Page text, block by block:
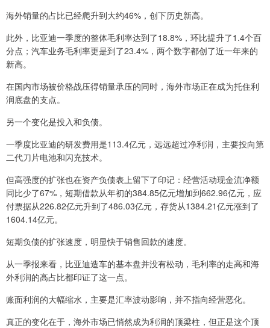
海外销量的占比已经爬升到大约46%，创下历史新高。
此外，比亚迪一季度的整体毛利率达到了18.8%，环比提升了1.4个百
分点；汽车业务毛利率更是到了23.4%，两个数字都创了近一年来的
新高。
在国内市场被价格战压得销量承压的同时，海外市场正在成为托住利
润底盘的支点。
另一个变化是投入和负债。
一季度比亚迪的研发费用是113.4亿元，远远超过净利润，主要投向第
二代刀片电池和闪充技术。
但高强度的扩张也在资产负债表上留下了印记：经营活动现金流净额
同比少了67%，短期借款从年初的384.85亿元增加到662.96亿元，应
付票据从226.82亿元升到了486.03亿元，存货从1384.21亿元涨到了
1604.14亿元。
短期负债的扩张速度，明显快于销售回款的速度。
从一季报来看，比亚迪造车的基本盘并没有松动，毛利率的走高和海
外利润的高占比都印证了这一点。
账面利润的大幅缩水，主要是汇率波动影响，并不指向经营恶化。
真正的变化在于，海外市场已悄然成为利润的顶梁柱，但正是这个顶